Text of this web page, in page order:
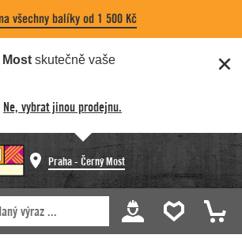
všechny balíky od 1 500 Kč
Most skutečně vaše
Ne, vybrat jinou prodejnu.
Praha - Černý Most